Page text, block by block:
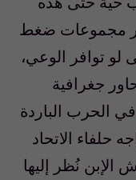
مجموعات ضغط
توافر الوعي،
جغرافية
الحرب الباردة
حلفاء الاتحاد
نُظر إليها